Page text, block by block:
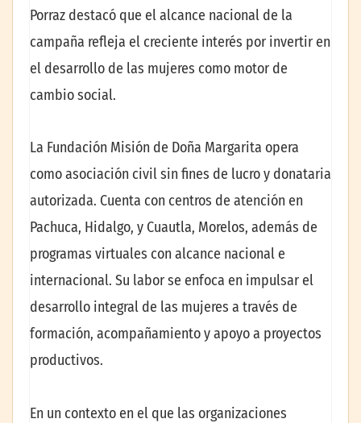
Porraz destacó que el alcance nacional de la
campaña refleja el creciente interés por invertir en
el desarrollo de las mujeres como motor de
cambio social.
La Fundación Misión de Doña Margarita opera
como asociación civil sin fines de lucro y donataria
autorizada. Cuenta con centros de atención en
Pachuca, Hidalgo, y Cuautla, Morelos, además de
programas virtuales con alcance nacional e
internacional. Su labor se enfoca en impulsar el
desarrollo integral de las mujeres a través de
formación, acompañamiento y apoyo a proyectos
productivos.
En un contexto en el que las organizaciones